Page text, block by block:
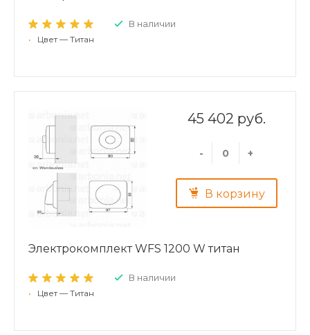
В наличии
• Цвет — Титан
45 402 руб.
- +
В корзину
Электрокомплект WFS 1200 W титан
В наличии
• Цвет — Титан